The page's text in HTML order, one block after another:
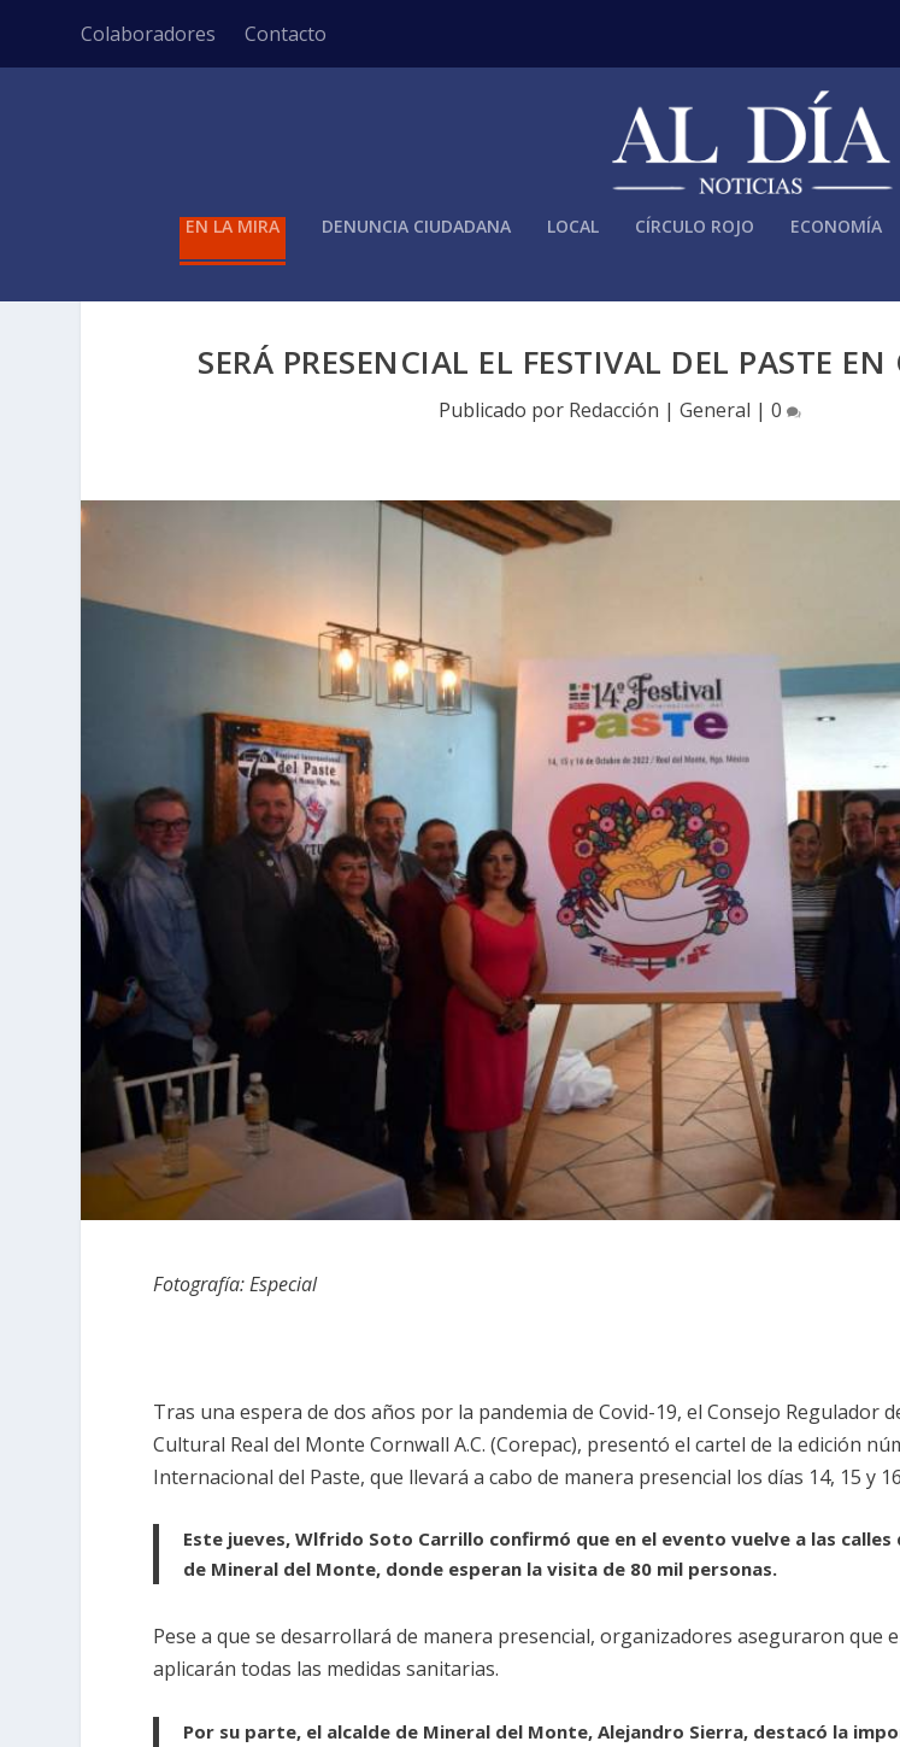
Colaboradores Contacto
EN LA MIRA DENUNCIA CIUDADANA LOCAL CÍRCULO ROJO ECONOMÍA
SERÁ PRESENCIAL EL FESTIVAL DEL PASTE EN
Publicado por Redacción |General |0
Fotografía: Especial
Tras una espera de dos años por la pandemia de Covid-19, el Consejo Regulador
Cultural Real del Monte Cornwall A.C. (Corepac), presentó el cartel de la edición
Internacional del Paste, que llevará a cabo de manera presencial los días 14, 15 y
Este jueves, Wlfrido Soto Carrillo confirmó que en el evento vuelve a las calles
de Mineral del Monte, donde esperan la visita de 80 mil personas.
Pese a que se desarrollará de manera presencial, organizadores aseguraron que
aplicarán todas las medidas sanitarias.
Por su parte, el alcalde de Mineral del Monte, Alejandro Sierra, destacó la